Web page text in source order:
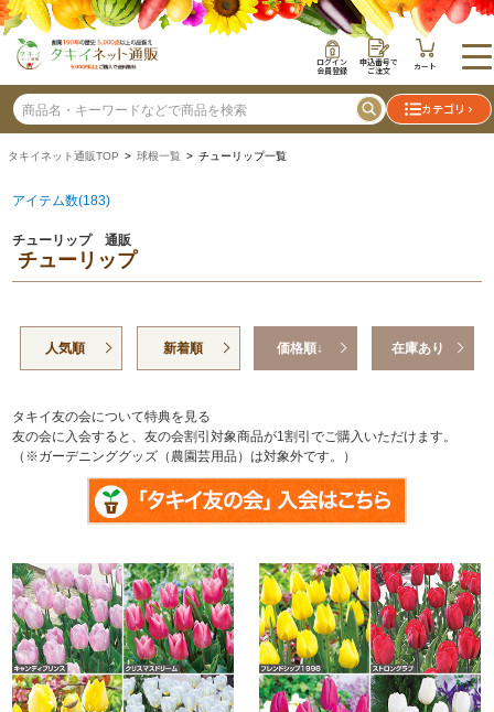
ログイン
会員登録
申込番号で
ご注文 カート
カテゴリ
タキイネット通販TOP > 球根一覧 > チューリップ一覧
アイテム数(183)
チューリップ 通販
チューリップ
人気順 新着順 価格順↓ 在庫あり
タキイ友の会について特典を見る
友の会に入会すると、友の会割引対象商品が1割引でご購入いただけます。
（※ガーデニンググッズ（農園芸用品）は対象外です。）